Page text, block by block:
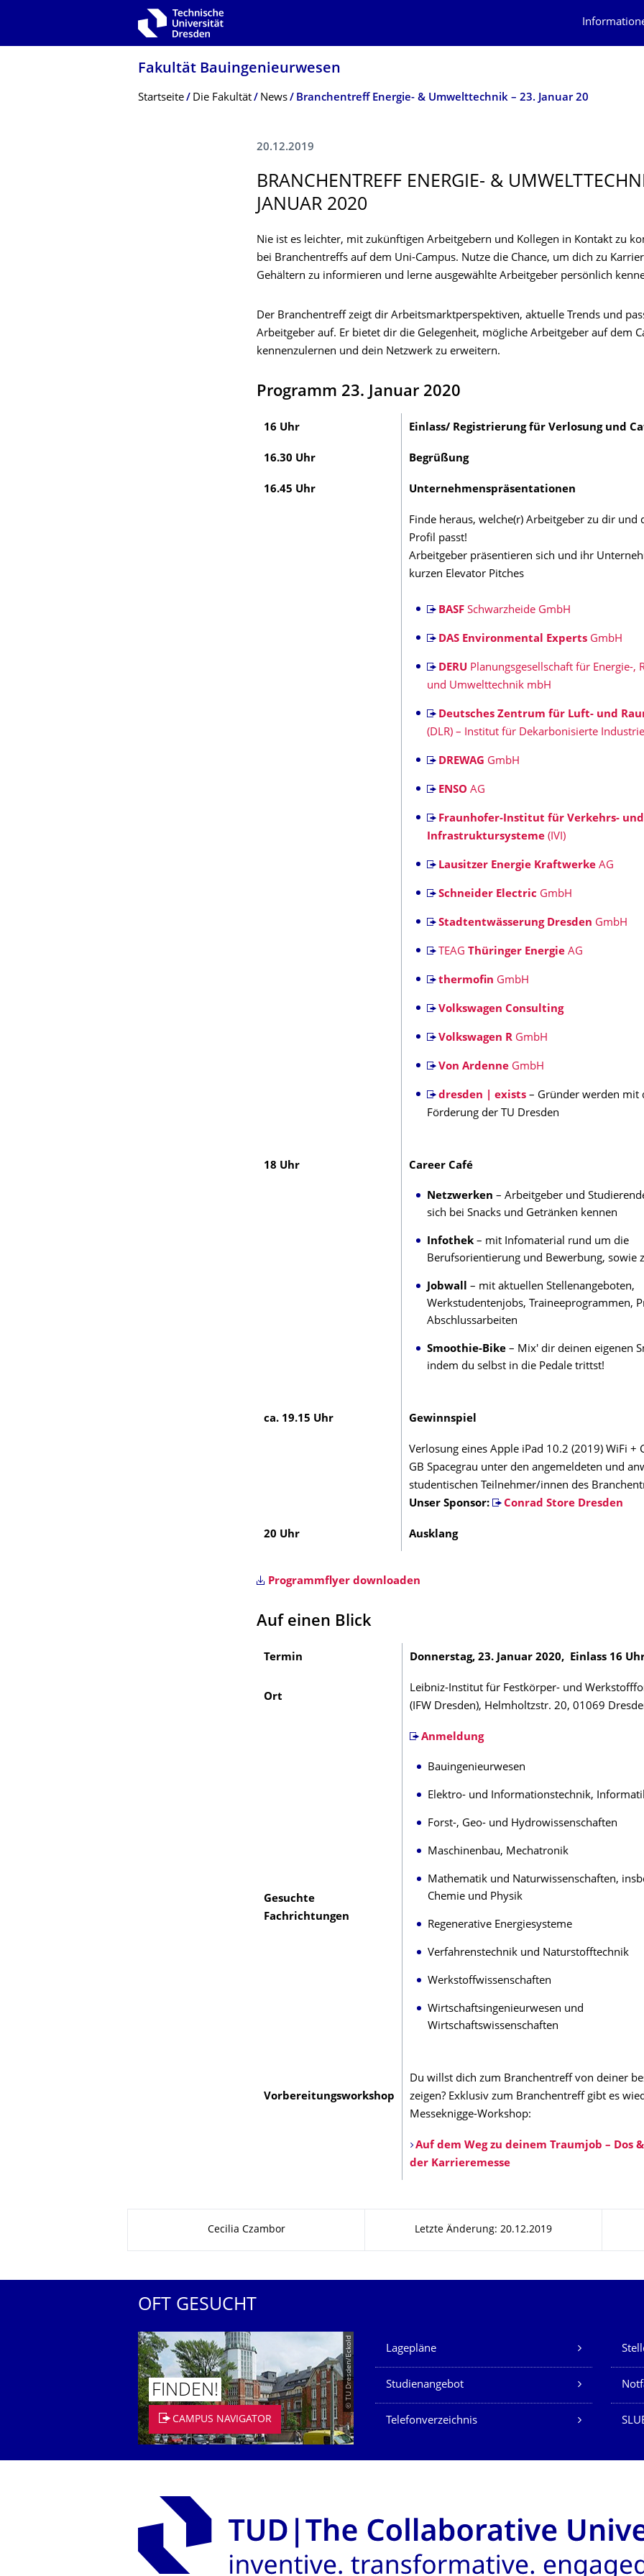
Zur Hauptnavigation springen
Fakultät Bauingenieurwesen
Breadcrumb-Menü
Startseite Die Fakultät News Branchentreff Energie- & Umwelttechnik – 23. Januar 20
20.12.2019
BRANCHENTREFF ENERGIE- &
JANUAR 2020
Nie ist es leichter, mit zukünftigen Arbeitgebern und Kollegen in Kontakt zu
bei Branchentreffs auf dem Uni-Campus. Nutze die Chance, um dich zu
Gehältern zu informieren und lerne ausgewählte Arbeitgeber persönlich
Der Branchentreff zeigt dir Arbeitsmarktperspektiven, aktuelle Trends und
Arbeitgeber auf. Er bietet dir die Gelegenheit, mögliche Arbeitgeber auf dem
kennenzulernen und dein Netzwerk zu erweitern.
Programm 23. Januar 2020
16 Uhr Einlass/ Registrierung für Verlosung und
16.30 Uhr Begrüßung
16.45 Uhr Unternehmenspräsentationen
Finde heraus, welche(r) Arbeitgeber zu dir und
Profil passt!
Arbeitgeber präsentieren sich und ihr
kurzen Elevator Pitches
BASFSchwarzheide GmbH
DAS Environmental ExpertsGmbH
DERU Planungsgesellschaft für Energie-,
und Umwelttechnik mbH
Deutsches Zentrum für Luft- und
(DLR) – Institut für Dekarbonisierte
DREWAG GmbH
ENSO AG
Fraunhofer-Institut für Verkehrs- und
Infrastruktursysteme (IVI)
Lausitzer Energie KraftwerkeAG
Schneider Electric GmbH
Stadtentwässerung Dresden GmbH
TEAG Thüringer EnergieAG
thermofin GmbH
Volkswagen Consulting
Volkswagen RGmbH
Von Ardenne GmbH
dresden | exists– Gründer werden mit
Förderung der TU Dresden
18 Uhr Career Café
Netzwerken – Arbeitgeber und
sich bei Snacks und Getränken kennen
Infothek – mit Infomaterial rund um die
Berufsorientierung und Bewerbung, sowie
Jobwall – mit aktuellen Stellenangeboten,
Werkstudentenjobs, Traineeprogrammen,
Abschlussarbeiten
Smoothie-Bike – Mix' dir deinen eigenen
indem du selbst in die Pedale trittst!
ca. 19.15 Uhr Gewinnspiel
Verlosung eines Apple iPad 10.2 (2019) WiFi +
GB Spacegrau unter den angemeldeten und
studentischen Teilnehmer/innen des
Unser Sponsor:
Conrad Store Dresden
20 Uhr Ausklang
Programmflyer downloaden
Auf einen Blick
Termin Donnerstag, 23. Januar 2020, Einlass 16
Ort
Leibniz-Institut für Festkörper- und
(IFW Dresden), Helmholtzstr. 20, 01069
Anmeldung
Gesuchte
Fachrichtungen
Bauingenieurwesen
Elektro- und Informationstechnik,
Forst-, Geo- und Hydrowissenschaften
Maschinenbau, Mechatronik
Mathematik und Naturwissenschaften,
Chemie und Physik
Regenerative Energiesysteme
Verfahrenstechnik und Naturstofftechnik
Werkstoffwissenschaften
Wirtschaftsingenieurwesen und
Wirtschaftswissenschaften
Vorbereitungsworkshop
Du willst dich zum Branchentreff von deiner
zeigen? Exklusiv zum Branchentreff gibt es
Messeknigge-Workshop:
Auf dem Weg zu deinem Traumjob – Dos
der Karrieremesse
Cecilia Czambor Letzte Änderung: 20.12.2019
OFT GESUCHT
© TU Dresden/Eckold
FINDEN!
CAMPUS NAVIGATOR
Unsere Dienste
Lagepläne
Studienangebot
Telefonverzeichnis